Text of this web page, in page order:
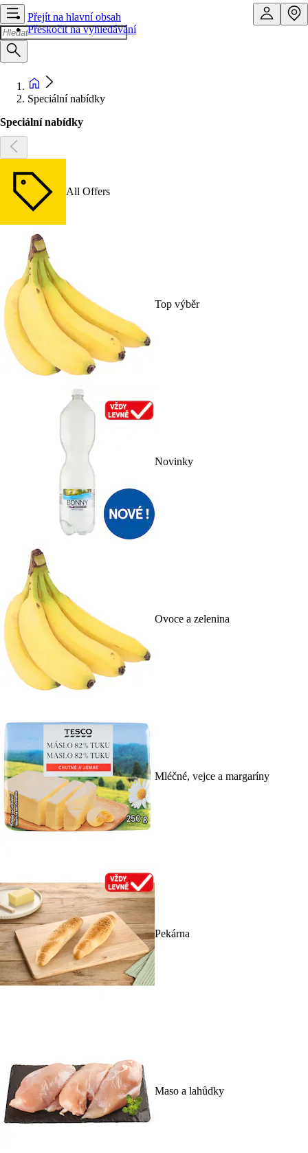
Přejít na hlavní obsah
Přeskočit na vyhledávání
Speciální nabídky
Speciální nabídky
All Offers
Top výběr
Novinky
Ovoce a zelenina
Mléčné, vejce a margaríny
Pekárna
Maso a lahůdky